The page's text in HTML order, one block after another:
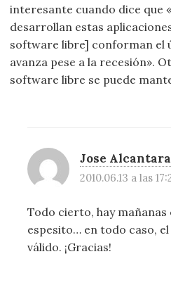
interesante cuando dice que
desarrollan estas
software libre] conforman el
avanza pese a la recesión».
software libre se puede
Jose Alcantara
2010.06.13 a las
Todo cierto, hay mañanas
espesito… en todo caso,
válido. ¡Gracias!